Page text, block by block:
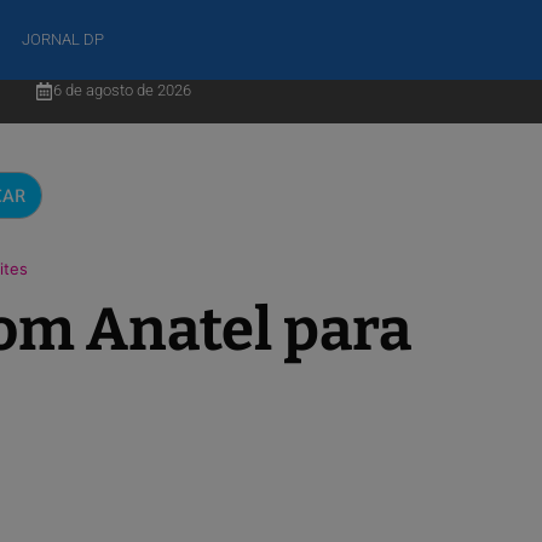
JORNAL DP
6 de agosto de 2026
Anatel para